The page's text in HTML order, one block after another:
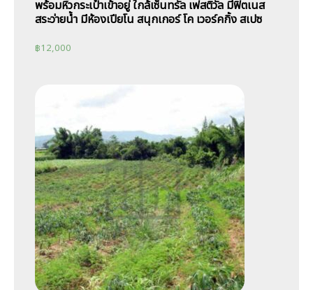
พร้อมหิ้วกระเป๋าเข้าอยู่ ใกล้เซ็นทรัล เฟสติวัล มีฟิตเนส
สระว่ายน้ำ มีห้องเปียโน สนุกเกอร์ โค เวอร์คกิ้ง สเปซ
฿12,000